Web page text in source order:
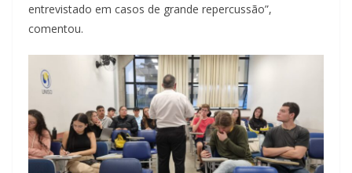
entrevistado em casos de grande repercussão”,
comentou.